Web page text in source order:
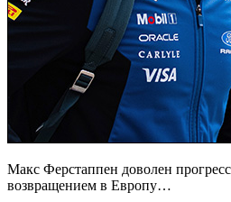
Макс Ферстаппен доволен
возвращением в Европу…